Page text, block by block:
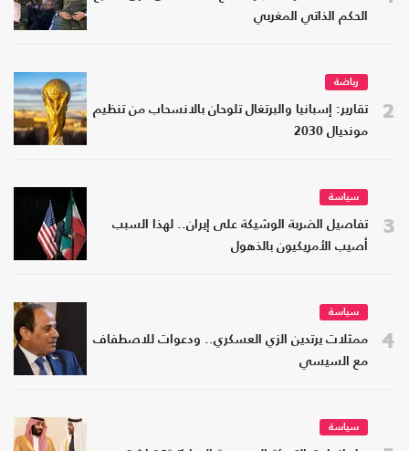
الحكم الذاتي المغربي
2
رياضة
تقارير: إسبانيا والبرتغال تلوحان بالانسحاب من تنظيم
مونديال 2030
3
سياسة
تفاصيل الضربة الوشيكة على إيران.. لهذا السبب
أصيب الأمريكيون بالذهول
4
سياسة
ممثلات يرتدين الزي العسكري.. ودعوات للاصطفاف
مع السيسي
سياسة